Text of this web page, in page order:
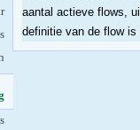
aantal actieve flows,
definitie van de flow